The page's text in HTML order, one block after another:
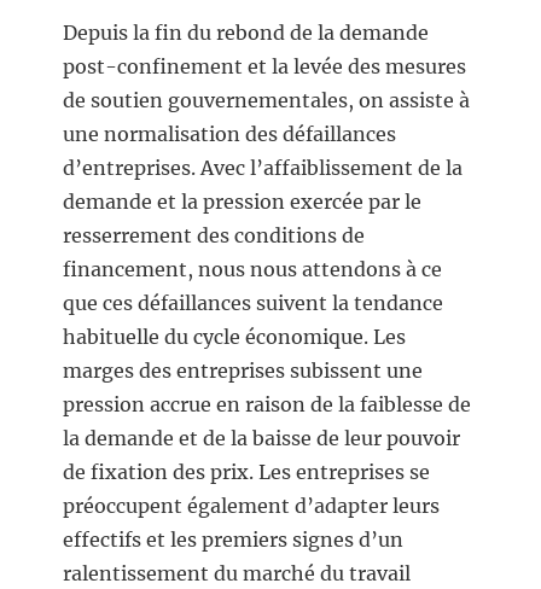
Depuis la fin du rebond de la demande
post-confinement et la levée des mesures
de soutien gouvernementales, on assiste à
une normalisation des défaillances
d’entreprises. Avec l’affaiblissement de la
demande et la pression exercée par le
resserrement des conditions de
financement, nous nous attendons à ce
que ces défaillances suivent la tendance
habituelle du cycle économique. Les
marges des entreprises subissent une
pression accrue en raison de la faiblesse de
la demande et de la baisse de leur pouvoir
de fixation des prix. Les entreprises se
préoccupent également d’adapter leurs
effectifs et les premiers signes d’un
ralentissement du marché du travail